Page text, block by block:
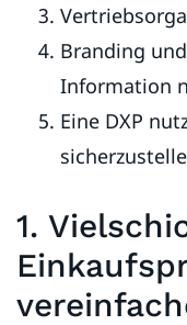
Branding
Information
Eine DXP
1.